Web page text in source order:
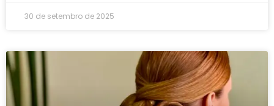
30 de setembro de 2025